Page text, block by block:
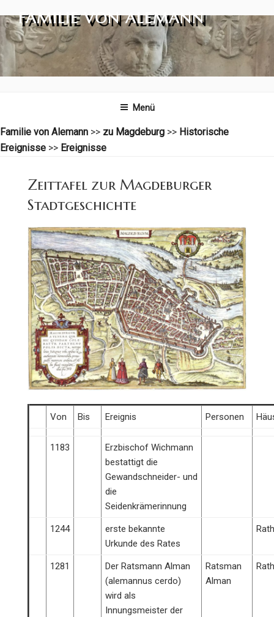
Inhalt
springen
FAMILIE VON ALEMANN
Menü
Familie von Alemann >> zu Magdeburg >> Historische
Ereignisse >> Ereignisse
Zeittafel zur Magdeburger
Stadtgeschichte
Von Bis Ereignis Personen
1183
Erzbischof Wichmann
bestattigt die
Gewandschneider- und
die
Seidenkrämerinnung
1244
erste bekannte
Urkunde des Rates
1281
Der Ratsmann Alman
(alemannus cerdo)
wird als
Innungsmeister der
Ratsman
Alman